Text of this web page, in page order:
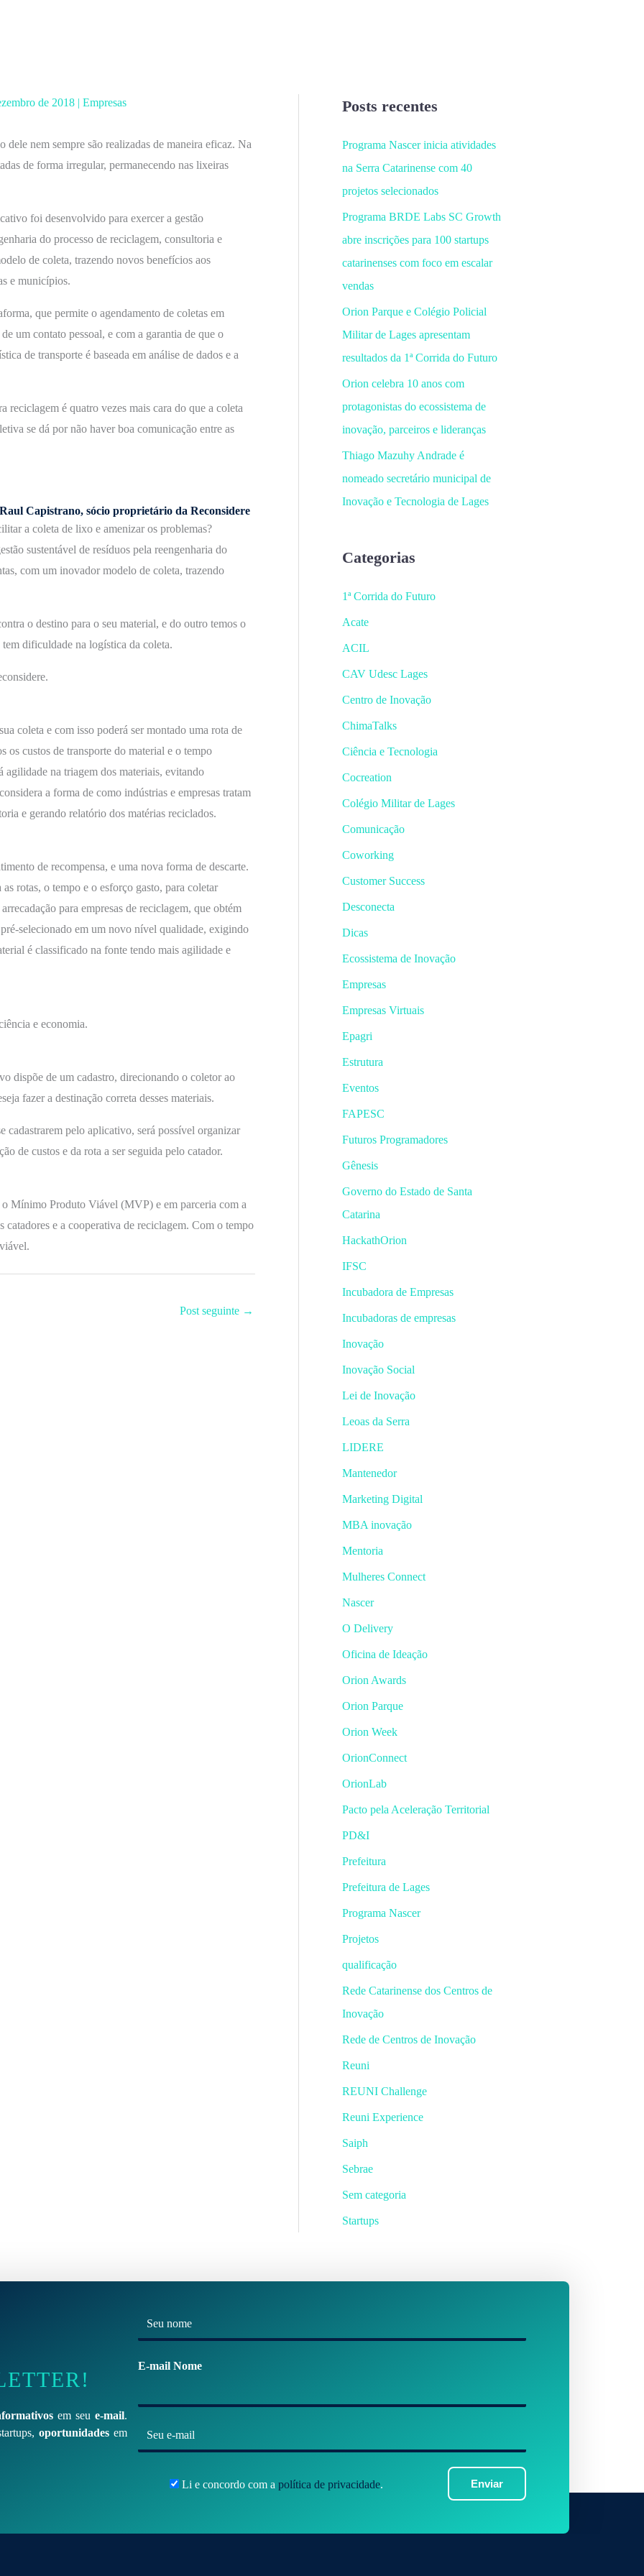
de 2018 | Empresas
dele nem sempre são realizadas de maneira eficaz. Na
de forma irregular, permanecendo nas lixeiras
foi desenvolvido para exercer a gestão
do processo de reciclagem, consultoria e
de coleta, trazendo novos benefícios aos
e municípios.
que permite o agendamento de coletas em
um contato pessoal, e com a garantia de que o
de transporte é baseada em análise de dados e a
reciclagem é quatro vezes mais cara do que a coleta
se dá por não haver boa comunicação entre as
Capistrano, sócio proprietário da Reconsidere
a coleta de lixo e amenizar os problemas?
sustentável de resíduos pela reengenharia do
com um inovador modelo de coleta, trazendo
o destino para o seu material, e do outro temos o
dificuldade na logística da coleta.
coleta e com isso poderá ser montado uma rota de
os custos de transporte do material e o tempo
agilidade na triagem dos materiais, evitando
a forma de como indústrias e empresas tratam
e gerando relatório dos matérias reciclados.
de recompensa, e uma nova forma de descarte.
rotas, o tempo e o esforço gasto, para coletar
para empresas de reciclagem, que obtém
selecionado em um novo nível qualidade, exigindo
é classificado na fonte tendo mais agilidade e
e economia.
dispõe de um cadastro, direcionando o coletor ao
fazer a destinação correta desses materiais.
cadastrarem pelo aplicativo, será possível organizar
de custos e da rota a ser seguida pelo catador.
Mínimo Produto Viável (MVP) e em parceria com a
catadores e a cooperativa de reciclagem. Com o tempo
Post seguinte →
Posts recentes
Programa Nascer inicia atividades
na Serra Catarinense com 40
projetos selecionados
Programa BRDE Labs SC Growth
abre inscrições para 100 startups
catarinenses com foco em escalar
vendas
Orion Parque e Colégio Policial
Militar de Lages apresentam
resultados da 1ª Corrida do Futuro
Orion celebra 10 anos com
protagonistas do ecossistema de
inovação, parceiros e lideranças
Thiago Mazuhy Andrade é
nomeado secretário municipal de
Inovação e Tecnologia de Lages
Categorias
1ª Corrida do Futuro
Acate
ACIL
CAV Udesc Lages
Centro de Inovação
ChimaTalks
Ciência e Tecnologia
Cocreation
Colégio Militar de Lages
Comunicação
Coworking
Customer Success
Desconecta
Dicas
Ecossistema de Inovação
Empresas
Empresas Virtuais
Epagri
Estrutura
Eventos
FAPESC
Futuros Programadores
Gênesis
Governo do Estado de Santa
Catarina
HackathOrion
IFSC
Incubadora de Empresas
Incubadoras de empresas
Inovação
Inovação Social
Lei de Inovação
Leoas da Serra
LIDERE
Mantenedor
Marketing Digital
MBA inovação
Mentoria
Mulheres Connect
Nascer
O Delivery
Oficina de Ideação
Orion Awards
Orion Parque
Orion Week
OrionConnect
OrionLab
Pacto pela Aceleração Territorial
PD&I
Prefeitura
Prefeitura de Lages
Programa Nascer
Projetos
qualificação
Rede Catarinense dos Centros de
Inovação
Rede de Centros de Inovação
Reuni
REUNI Challenge
Reuni Experience
Saiph
Sebrae
Sem categoria
Startups
em seue-mail.
oportunidadesem
o
m
*
E-mail Nome
-
l
Enviar
Li e concordo com a política de privacidade.